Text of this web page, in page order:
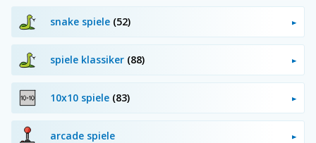
snake spiele (52)
spiele klassiker (88)
10x10 spiele (83)
arcade spiele